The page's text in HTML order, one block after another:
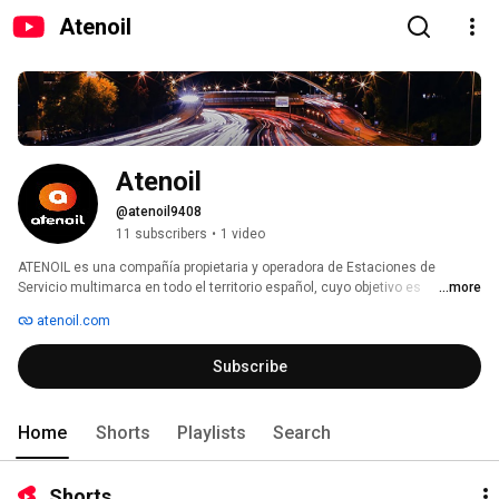
Atenoil
Atenoil
@atenoil9408
11 subscribers • 1 video
ATENOIL es una compañía propietaria y operadora de Estaciones de
Servicio multimarca en todo el territorio español, cuyo objetivo es
los servicios complementarios para el consumidor actual, a través de
acuerdos con los mejores partners de retail, tiendas de conveniencia y
restauración.
...more
atenoil.com
Subscribe
Home Shorts Playlists Search